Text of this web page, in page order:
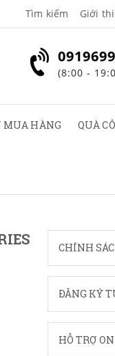
Tìm kiếm Giới
(8:00 -
MUA HÀNG QUÀ
CHÍNH
ĐĂNG KÝ
HỖ TRỢ